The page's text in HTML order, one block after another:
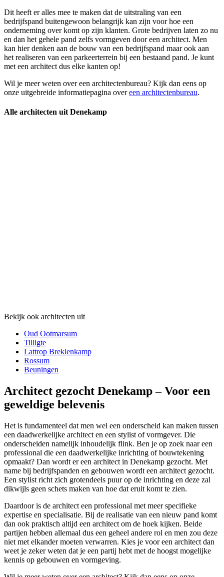
Dit heeft er alles mee te maken dat de uitstraling van een
bedrijfspand buitengewoon belangrijk kan zijn voor hoe een
onderneming over komt op zijn klanten. Grote bedrijven laten zo nu
en dan het gehele pand zelfs vormgeven door een architect. Men
kan hier denken aan de bouw van een bedrijfspand maar ook aan
het realiseren van een parkeerterrein bij een bestaand pand. Je kunt
met een architect dus elke kanten op!
Wil je meer weten over een architectenbureau? Kijk dan eens op
onze uitgebreide informatiepagina overeen architectenbureau.
Alle architecten uit Denekamp
Bekijk ook architecten uit
Oud Ootmarsum
Tilligte
Lattrop Breklenkamp
Rossum
Beuningen
Architect gezocht Denekamp – Voor een
geweldige belevenis
Het is fundamenteel dat men wel een onderscheid kan maken tussen
een daadwerkelijke architect en een stylist of vormgever. Die
onderscheiden namelijk inhoudelijk flink. Ben je op zoek naar een
professional die een daadwerkelijke inrichting of bouwtekening
opmaakt? Dan wordt er een architect in Denekamp gezocht. Met
name bij bedrijfspanden en gebouwen wordt een architect gezocht.
Een stylist richt zich grotendeels puur op de inrichting en deze zal
dikwijls geen schets maken van hoe dat eruit komt te zien.
Daardoor is de architect een professional met meer specifieke
expertise en specialisatie. Bij de realisatie van een nieuw pand komt
dan ook praktisch altijd een architect om de hoek kijken. Beide
partijen hebben allemaal dus een geheel andere rol en men zou deze
niet met elkander moeten verwarren. Kies je voor een architect dan
weet je zeker weten dat je een partij hebt met de hoogst mogelijke
kennis op gebouwen en vormgeving.